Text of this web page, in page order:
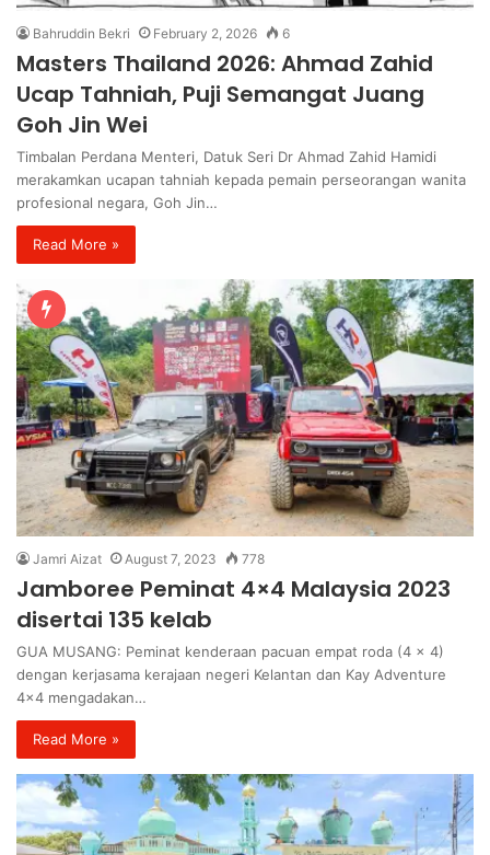
Bahruddin Bekri February 2, 2026 6
Masters Thailand 2026: Ahmad Zahid
Ucap Tahniah, Puji Semangat Juang
Goh Jin Wei
Timbalan Perdana Menteri, Datuk Seri Dr Ahmad Zahid Hamidi
merakamkan ucapan tahniah kepada pemain perseorangan wanita
profesional negara, Goh Jin…
Read More »
Jamri Aizat August 7, 2023 778
Jamboree Peminat 4×4 Malaysia 2023
disertai 135 kelab
GUA MUSANG: Peminat kenderaan pacuan empat roda (4 x 4)
dengan kerjasama kerajaan negeri Kelantan dan Kay Adventure
4×4 mengadakan…
Read More »